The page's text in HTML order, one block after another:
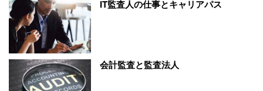
IT監査人の仕事とキャリアパス
会計監査と監査法人